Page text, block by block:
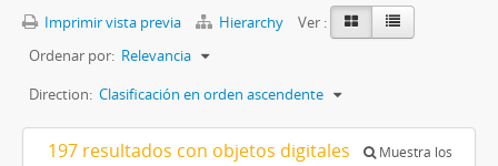
Imprimir vista previa Hierarchy
Ver :
Ordenar por: Relevancia
Direction: Clasificación en orden ascendente
197 resultados con objetos digitales
Muestra los